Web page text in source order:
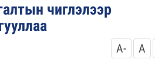
чиглэлээр
A- A